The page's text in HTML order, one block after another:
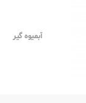
آبمیوه گیر